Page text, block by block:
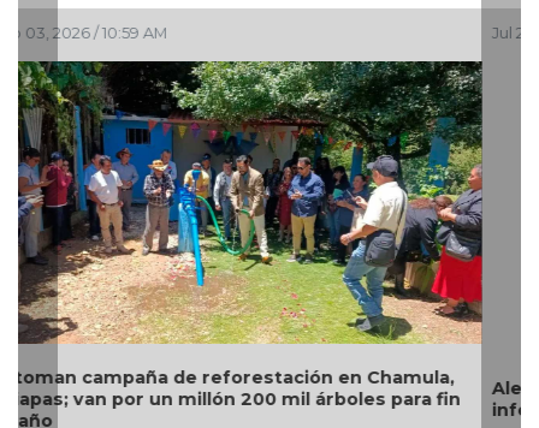
Jul 28, 2026 / 9:46 AM
Alertan en Puebla por alza en casos de personas
infectadas de miasis